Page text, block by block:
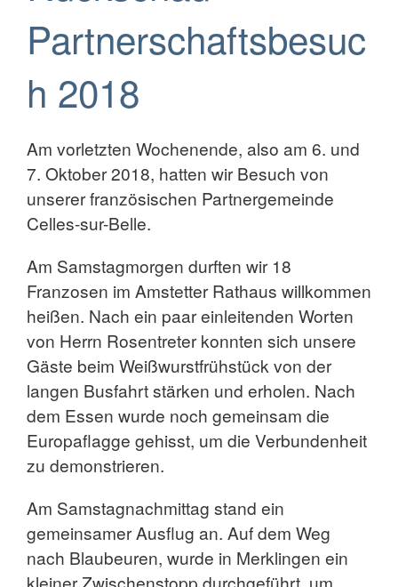
Partnerschaftsbesuc
h 2018
Am vorletzten Wochenende, also am 6. und
7. Oktober 2018, hatten wir Besuch von
unserer französischen Partnergemeinde
Celles-sur-Belle.
Am Samstagmorgen durften wir 18
Franzosen im Amstetter Rathaus willkommen
heißen. Nach ein paar einleitenden Worten
von Herrn Rosentreter konnten sich unsere
Gäste beim Weißwurstfrühstück von der
langen Busfahrt stärken und erholen. Nach
dem Essen wurde noch gemeinsam die
Europaflagge gehisst, um die Verbundenheit
zu demonstrieren.
Am Samstagnachmittag stand ein
gemeinsamer Ausflug an. Auf dem Weg
nach Blaubeuren, wurde in Merklingen ein
kleiner Zwischenstopp durchgeführt, um